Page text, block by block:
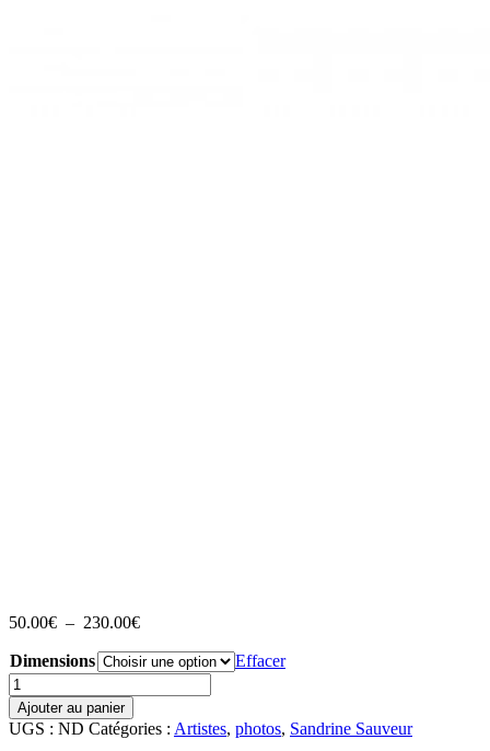
50.00€ – 230.00€Plage
prix :
50.00€
à
230.00€
Dimensions
Effacer
quantité
de
Landscape
0218
Ajouter au panier
UGS : ND Catégories : Artistes, photos, Sandrine Sauveur